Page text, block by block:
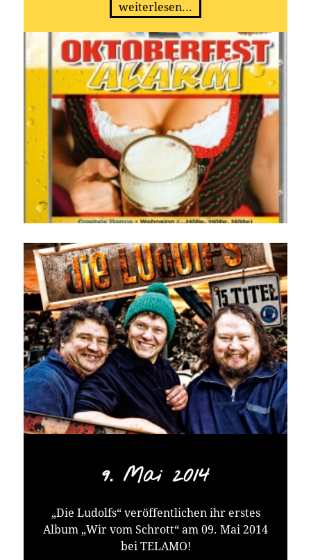
weiterlesen...
9. Mai 2014
„Die Ludolfs“ veröffentlichen ihr erstes
Album „Wir vom Schrott“ am 09. Mai 2014
bei TELAMO!